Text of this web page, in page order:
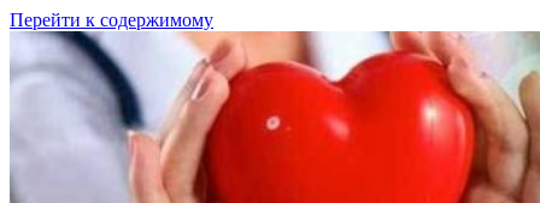
Перейти к содержимому